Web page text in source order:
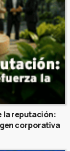
la reputación:
corporativa